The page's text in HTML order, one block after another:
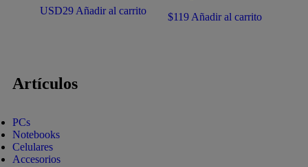
USD29 Añadir al carrito
$119 Añadir al carrito
Artículos
PCs
Notebooks
Celulares
Accesorios